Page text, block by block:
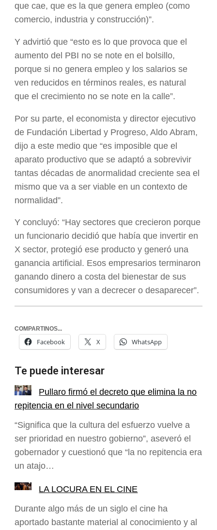
que cae, que es la que genera empleo (como
comercio, industria y construcción)”.
Y advirtió que “esto es lo que provoca que el
aumento del PBI no se note en el bolsillo,
porque si no genera empleo y los salarios se
ven reducidos en términos reales, es natural
que el crecimiento no se note en la calle”.
Por su parte, el economista y director ejecutivo
de Fundación Libertad y Progreso, Aldo Abram,
dijo a este medio que “es imposible que el
aparato productivo que se adaptó a sobrevivir
tantas décadas de anormalidad creciente sea el
mismo que va a ser viable en un contexto de
normalidad”.
Y concluyó: “Hay sectores que crecieron porque
un funcionario decidió que había que invertir en
X sector, protegió ese producto y generó una
ganancia artificial. Esos empresarios terminaron
ganando dinero a costa del bienestar de sus
consumidores y van a decrecer o desaparecer”.
COMPARTINOS...
Facebook X WhatsApp
Te puede interesar
Pullaro firmó el decreto que elimina la no
repitencia en el nivel secundario
“Significa que la cultura del esfuerzo vuelve a
ser prioridad en nuestro gobierno”, aseveró el
gobernador y cuestionó que “la no repitencia era
un atajo…
LA LOCURA EN EL CINE
Durante algo más de un siglo el cine ha
aportado bastante material al conocimiento y al